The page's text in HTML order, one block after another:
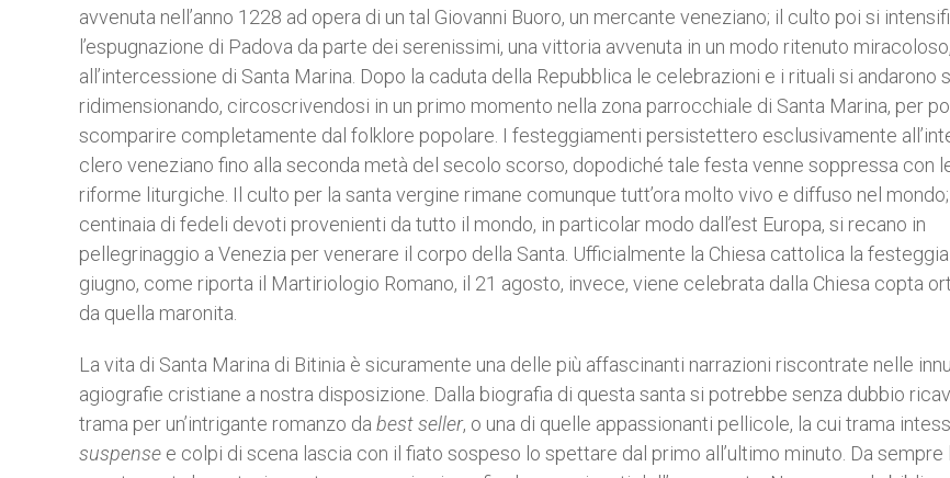
avvenuta nell’anno 1228 ad opera di un tal Giovanni Buoro, un mercante veneziano; il culto poi si
l’espugnazione di Padova da parte dei serenissimi, una vittoria avvenuta in un modo ritenuto
all’intercessione di Santa Marina. Dopo la caduta della Repubblica le celebrazioni e i rituali si andarono
ridimensionando, circoscrivendosi in un primo momento nella zona parrocchiale di Santa Marina, per
scomparire completamente dal folklore popolare. I festeggiamenti persistettero esclusivamente
clero veneziano fino alla seconda metà del secolo scorso, dopodiché tale festa venne soppressa con
riforme liturgiche. Il culto per la santa vergine rimane comunque tutt’ora molto vivo e diffuso nel mondo;
centinaia di fedeli devoti provenienti da tutto il mondo, in particolar modo dall’est Europa, si recano in
pellegrinaggio a Venezia per venerare il corpo della Santa. Ufficialmente la Chiesa cattolica la
giugno, come riporta il Martiriologio Romano, il 21 agosto, invece, viene celebrata dalla Chiesa copta
da quella maronita.
La vita di Santa Marina di Bitinia è sicuramente una delle più affascinanti narrazioni riscontrate nelle
agiografie cristiane a nostra disposizione. Dalla biografia di questa santa si potrebbe senza dubbio
trama per un’intrigante romanzo da best seller, o una di quelle appassionanti pellicole, la cui trama
suspense e colpi di scena lascia con il fiato sospeso lo spettare dal primo all’ultimo minuto. Da sempre